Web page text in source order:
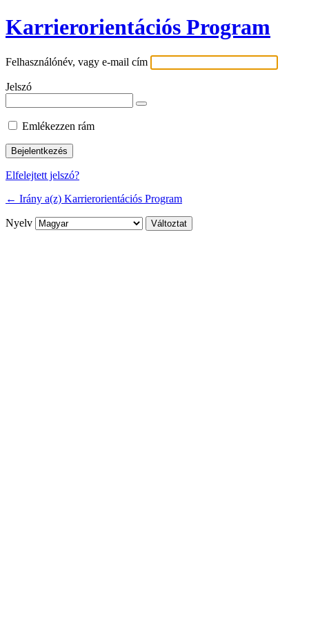
Karrierorientációs Program
Felhasználónév, vagy e-mail cím
Jelszó
Emlékezzen rám
Elfelejtett jelszó?
← Irány a(z) Karrierorientációs Program
Nyelv